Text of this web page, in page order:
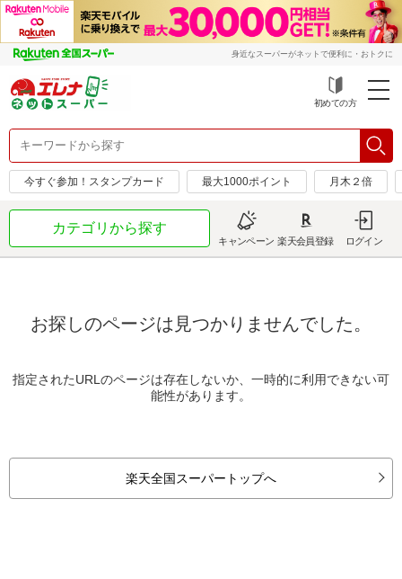
身近なスーパーがネットで便利に・おトクに
初めての方
今すぐ参加！スタンプカード 最大1000ポイント 月木２倍
カテゴリから探す
キャンペーン 楽天会員登録 ログイン
お探しのページは見つかりませんでした。
指定されたURLのページは存在しないか、一時的に利用できない可
能性があります。
楽天全国スーパートップへ